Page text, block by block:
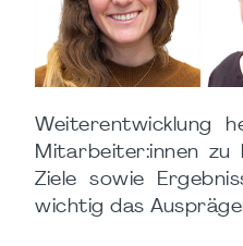
Weiterentwicklung
Mitarbeiter:innen zu
Ziele sowie
wichtig das